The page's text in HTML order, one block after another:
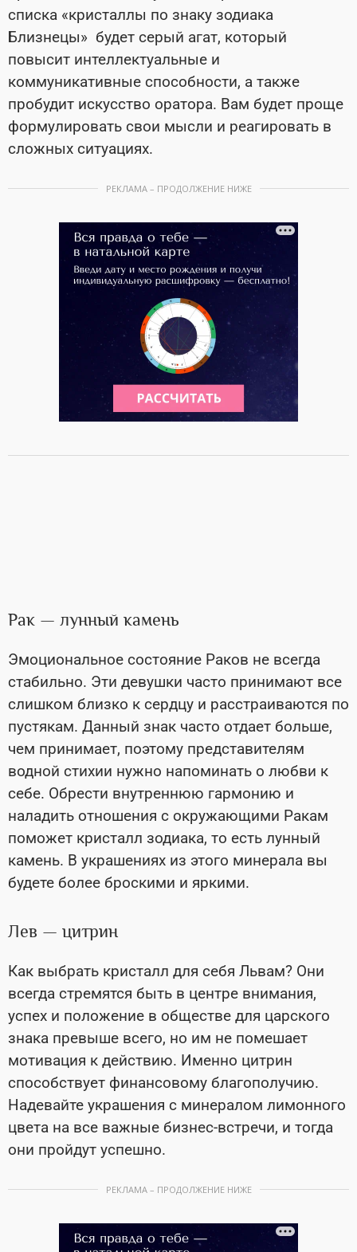
списка «кристаллы по знаку зодиака
Близнецы» будет серый агат, который
повысит интеллектуальные и
коммуникативные способности, а также
пробудит искусство оратора. Вам будет проще
формулировать свои мысли и реагировать в
сложных ситуациях.
РЕКЛАМА – ПРОДОЛЖЕНИЕ НИЖЕ
Рак — лунный камень
Эмоциональное состояние Раков не всегда
стабильно. Эти девушки часто принимают все
слишком близко к сердцу и расстраиваются по
пустякам. Данный знак часто отдает больше,
чем принимает, поэтому представителям
водной стихии нужно напоминать о любви к
себе. Обрести внутреннюю гармонию и
наладить отношения с окружающими Ракам
поможет кристалл зодиака, то есть лунный
камень. В украшениях из этого минерала вы
будете более броскими и яркими.
Лев — цитрин
Как выбрать кристалл для себя Львам? Они
всегда стремятся быть в центре внимания,
успех и положение в обществе для царского
знака превыше всего, но им не помешает
мотивация к действию. Именно цитрин
способствует финансовому благополучию.
Надевайте украшения с минералом лимонного
цвета на все важные бизнес-встречи, и тогда
они пройдут успешно.
РЕКЛАМА – ПРОДОЛЖЕНИЕ НИЖЕ